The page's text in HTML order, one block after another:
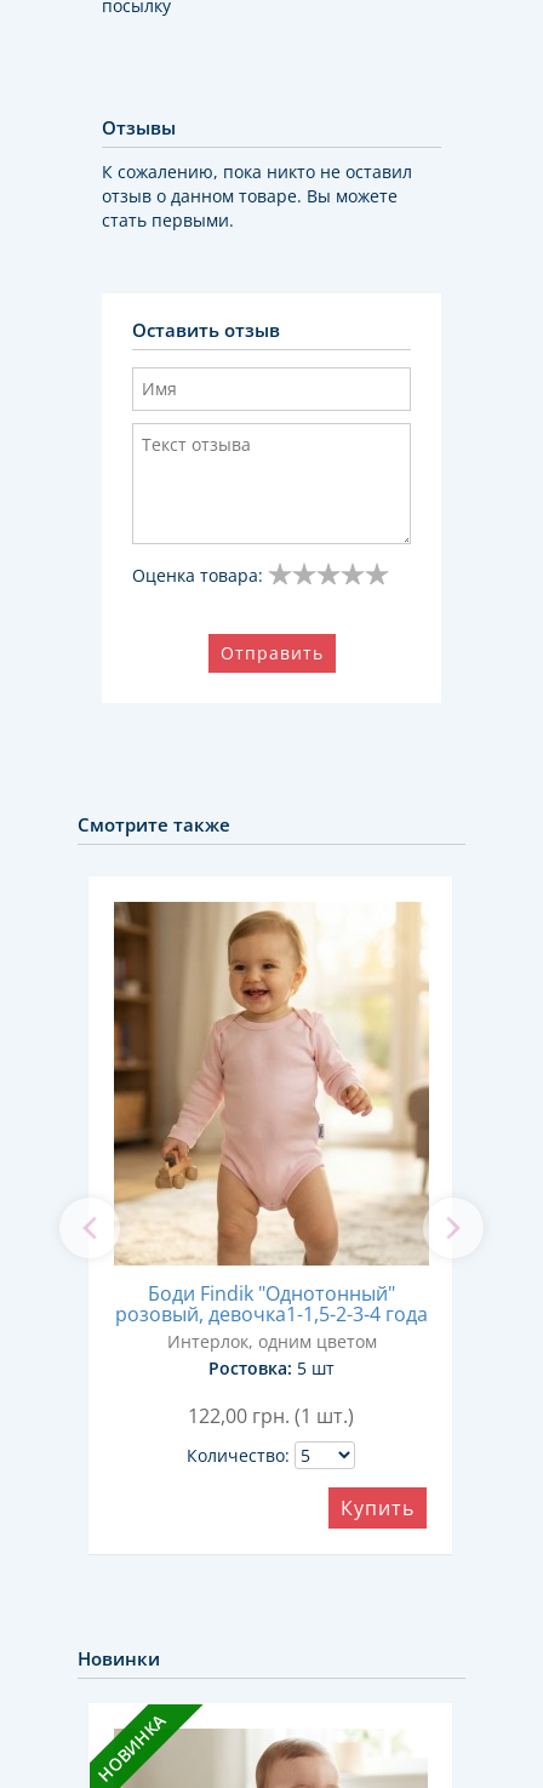
посылку
Отзывы
К сожалению, пока никто не оставил
отзыв о данном товаре. Вы можете
стать первыми.
Оставить отзыв
Оценка товара:
Отправить
Смотрите также
Боди Findik "Однотонный"
розовый, девочка1-1,5-2-3-4 года
Интерлок, одним цветом
Ростовка: 5 шт
122,00 грн. (1 шт.)
Количество:
Купить
Новинки
НОВИНКА